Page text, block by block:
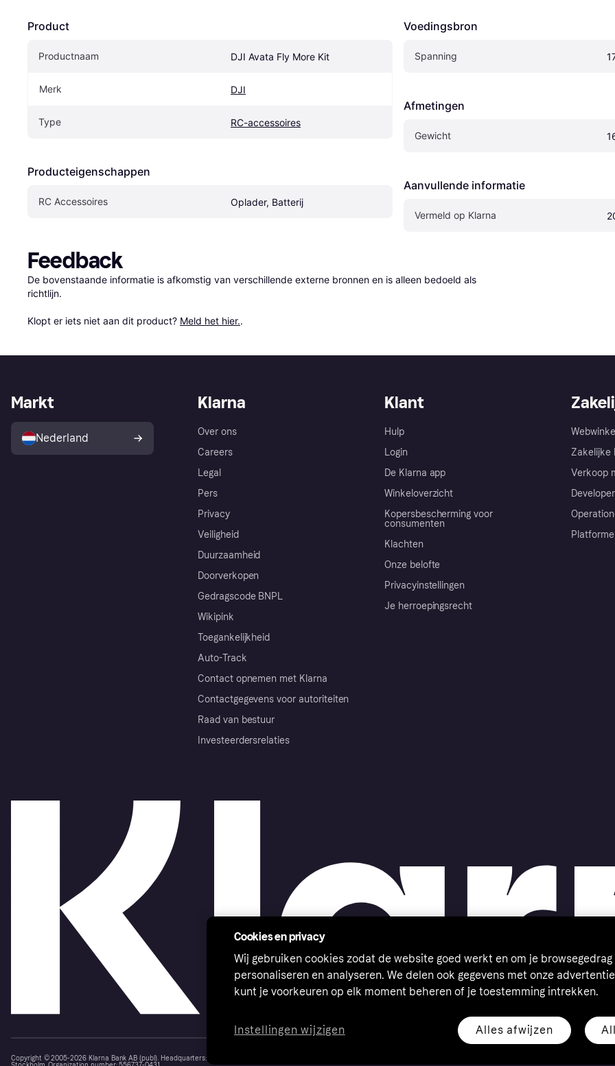
Product
Productnaam DJI Avata Fly More Kit
Merk DJI
Type RC-accessoires
Producteigenschappen
RC Accessoires Oplader, Batterij
Voedingsbron
Spanning
Afmetingen
Gewicht
Aanvullende informatie
Vermeld op Klarna
Feedback
De bovenstaande informatie is afkomstig van verschillende externe bronnen en is alleen bedoeld als
richtlijn.
Klopt er iets niet aan dit product? Meld het hier..
Klarna
Over ons
Careers
Legal
Pers
Privacy
Veiligheid
Duurzaamheid
Doorverkopen
Gedragscode BNPL
Wikipink
Toegankelijkheid
Auto-Track
Contact opnemen met Klarna
Contactgegevens voor autoriteiten
Raad van bestuur
Investeerdersrelaties
Klant
Hulp
Login
De Klarna app
Winkeloverzicht
Kopersbescherming voor
consumenten
Klachten
Onze belofte
Privacyinstellingen
Je herroepingsrecht
Zakelijke
Verkoop
Markt
Nederland
Copyright © 2005-2026 Klarna Bank AB (publ). Headquarters: Stockholm, Sweden. All rights reserved. Klarna Bank AB (publ). Sveavägen 46, 111 34
Cookies en privacy
Wij gebruiken cookies zodat de website goed werkt en om je browsegedrag
personaliseren en analyseren. We delen ook gegevens met onze
kunt je voorkeuren op elk moment beheren of je toestemming intrekken.
Alles afwijzen
Instellingen wijzigen